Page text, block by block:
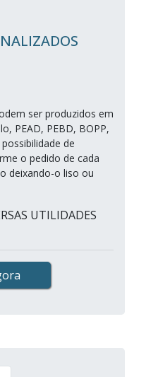
ser produzidos em
PEAD, PEBD, BOPP,
de
o pedido de cada
deixando-o liso ou
UTILIDADES